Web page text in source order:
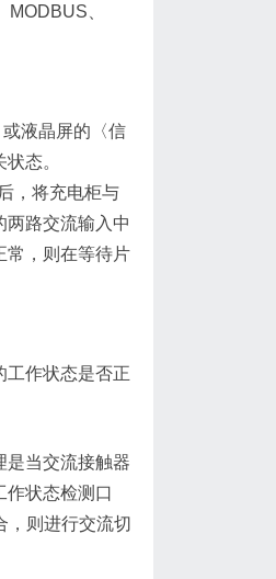
、
液晶屏的〈信
态。
，将充电柜与
两路交流输入中
常，则在等待片
工作状态是否正
是当交流接触器
作状态检测口
，则进行交流切